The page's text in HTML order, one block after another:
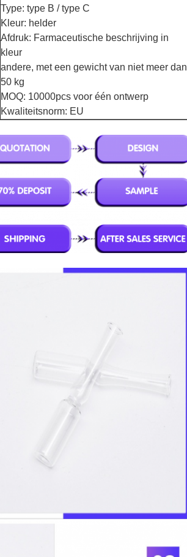
Type: type B / type C
Kleur: helder
Afdruk: Farmaceutische beschrijving in
kleur
andere, met een gewicht van niet meer dan
50 kg
MOQ: 10000pcs voor één ontwerp
Kwaliteitsnorm: EU